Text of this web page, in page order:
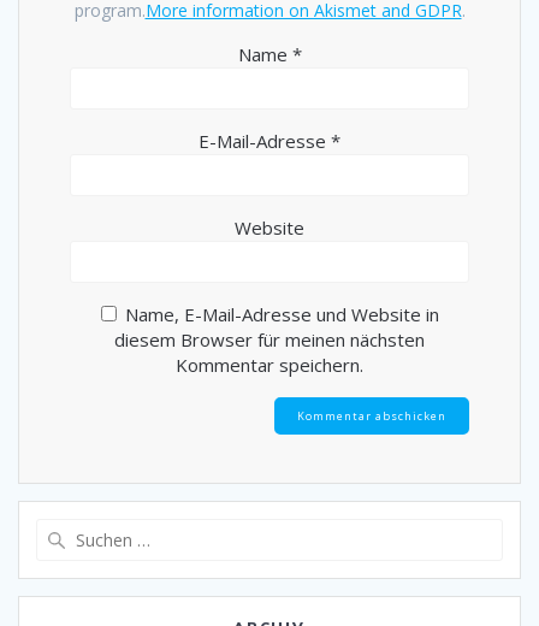
program.More information on Akismet and GDPR.
Name *
E-Mail-Adresse *
Website
Name, E-Mail-Adresse und Website in
diesem Browser für meinen nächsten
Kommentar speichern.